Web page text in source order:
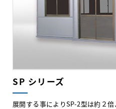
SP シリーズ
展開する事によりSP-2型は約２